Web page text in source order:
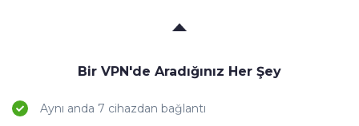
Bir VPN'de Aradığınız Her Şey
Aynı anda 7 cihazdan bağlantı